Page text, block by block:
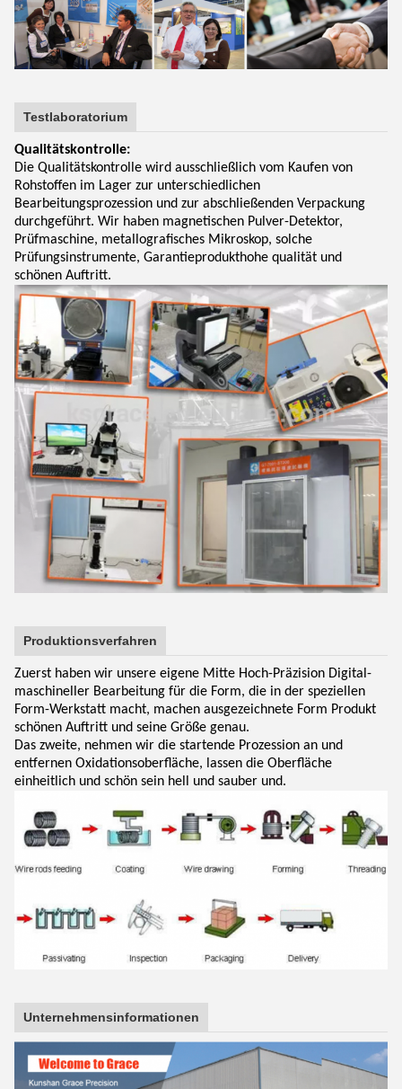
Testlaboratorium
Qualitätskontrolle:
Die Qualitätskontrolle wird ausschließlich vom Kaufen von
Rohstoffen im Lager zur unterschiedlichen
Bearbeitungsprozession und zur abschließenden Verpackung
durchgeführt. Wir haben magnetischen Pulver-Detektor,
Prüfmaschine, metallografisches Mikroskop, solche
Prüfungsinstrumente, Garantieprodukthohe qualität und
schönen Auftritt.
Produktionsverfahren
Zuerst haben wir unsere eigene Mitte Hoch-Präzision Digital-
maschineller Bearbeitung für die Form, die in der speziellen
Form-Werkstatt macht, machen ausgezeichnete Form Produkt
schönen Auftritt und seine Größe genau.
Das zweite, nehmen wir die startende Prozession an und
entfernen Oxidationsoberfläche, lassen die Oberfläche
einheitlich und schön sein hell und sauber und.
Unternehmensinformationen